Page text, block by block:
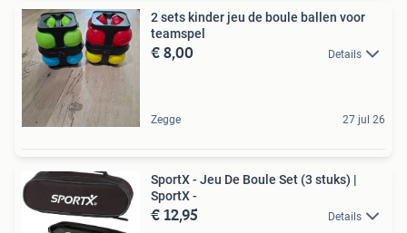
2 sets kinder jeu de boule ballen voor
teamspel
€ 8,00 Details
Zegge 27 jul 26
SportX - Jeu De Boule Set (3 stuks) |
SportX -
€ 12,95 Details